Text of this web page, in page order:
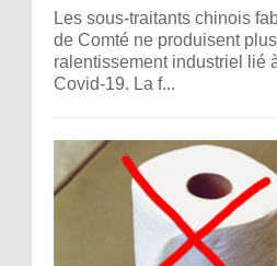
Les sous-traitants chinois
de Comté ne produisent
ralentissement industriel lié
Covid-19. La f...